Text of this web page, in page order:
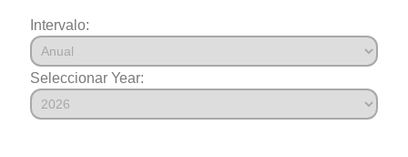
Intervalo:
Seleccionar Year: